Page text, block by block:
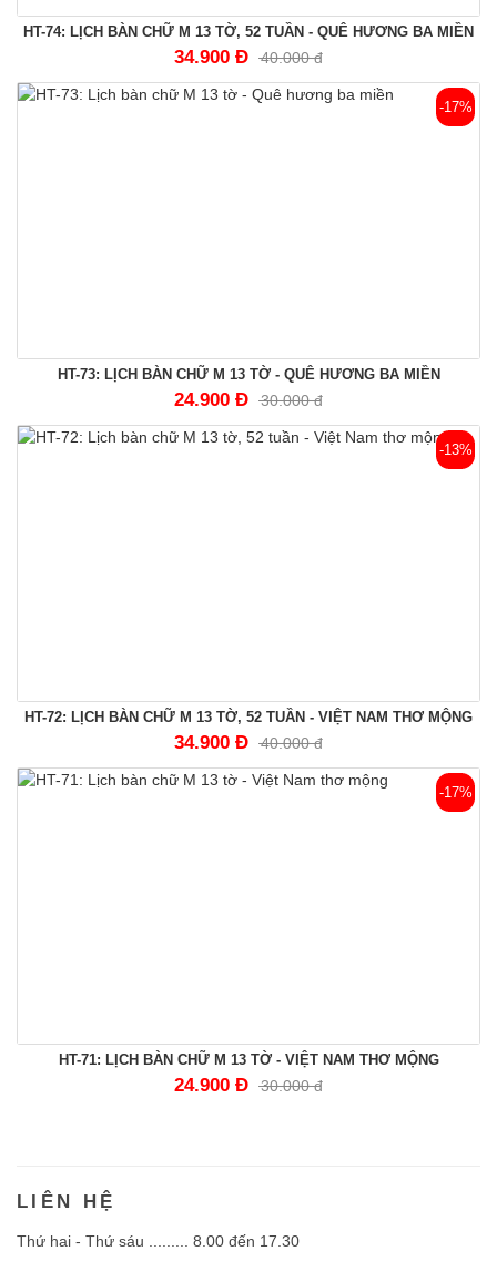
HT-74: LỊCH BÀN CHỮ M 13 TỜ, 52 TUẦN - QUÊ HƯƠNG BA MIỀN
34.900 Đ 40.000 đ
-17%
HT-73: LỊCH BÀN CHỮ M 13 TỜ - QUÊ HƯƠNG BA MIỀN
24.900 Đ 30.000 đ
-13%
HT-72: LỊCH BÀN CHỮ M 13 TỜ, 52 TUẦN - VIỆT NAM THƠ MỘNG
34.900 Đ 40.000 đ
-17%
HT-71: LỊCH BÀN CHỮ M 13 TỜ - VIỆT NAM THƠ MỘNG
24.900 Đ 30.000 đ
LIÊN HỆ
Thứ hai - Thứ sáu ......... 8.00 đến 17.30